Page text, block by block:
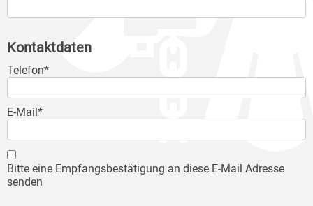
Kontaktdaten
Telefon*
E-Mail*
Bitte eine Empfangsbestätigung an diese E-Mail Adresse
senden